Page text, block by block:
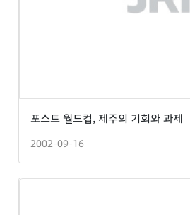
포스트 월드컵, 제주의 기회와 과제
2002-09-16